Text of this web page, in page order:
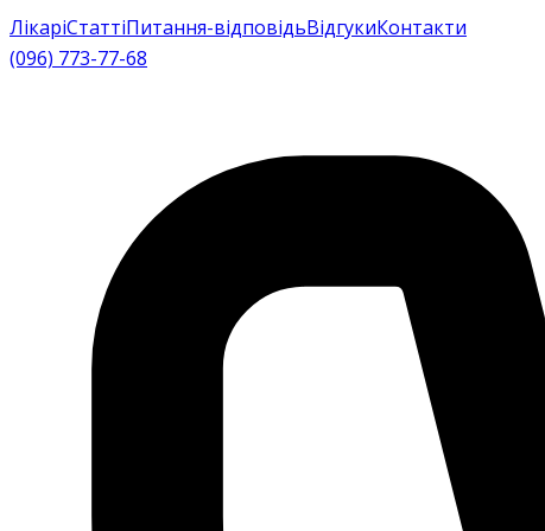
ЛікаріСтаттіПитання-відповідьВідгукиКонтакти
(096) 773-77-68